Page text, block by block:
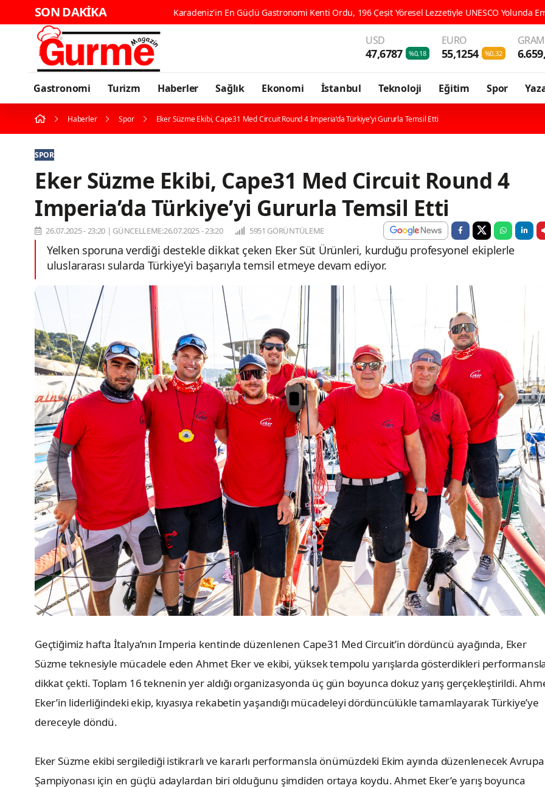
SON DAKİKA
USD
47,6787 %0,18
EURO
55,1254 %0,32
Gastronomi Turizm Haberler Sağlık Ekonomi İstanbul Teknoloji Eğitim Spor
Haberler Spor Eker Süzme Ekibi, Cape31 Med Circuit Round 4 Imperia’da Türkiye’yi Gururla Temsil Etti
SPOR
Eker Süzme Ekibi, Cape31 Med Circuit Round 4
Imperia’da Türkiye’yi Gururla Temsil Etti
26.07.2025 - 23:20 | GÜNCELLEME:26.07.2025 - 23:20 5951 GÖRÜNTÜLEME
Yelken sporuna verdiği destekle dikkat çeken Eker Süt Ürünleri, kurduğu profesyonel ekiplerle
uluslararası sularda Türkiye’yi başarıyla temsil etmeye devam ediyor.
Geçtiğimiz hafta İtalya’nın Imperia kentinde düzenlenen Cape31 Med Circuit’in dördüncü ayağında, Eker
Süzme teknesiyle mücadele eden Ahmet Eker ve ekibi, yüksek tempolu yarışlarda gösterdikleri
dikkat çekti. Toplam 16 teknenin yer aldığı organizasyonda üç gün boyunca dokuz yarış gerçekleştirildi.
Eker’in liderliğindeki ekip, kıyasıya rekabetin yaşandığı mücadeleyi dördüncülükle tamamlayarak Türkiye’ye
dereceyle döndü.
Eker Süzme ekibi sergilediği istikrarlı ve kararlı performansla önümüzdeki Ekim ayında düzenlenecek Avrupa
Şampiyonası için en güçlü adaylardan biri olduğunu şimdiden ortaya koydu. Ahmet Eker’e yarış boyunca